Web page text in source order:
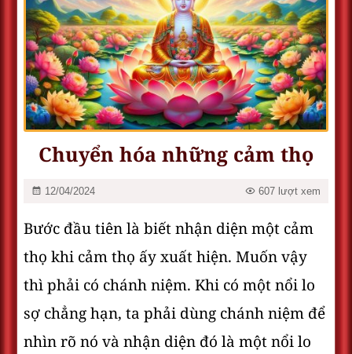
Chuyển hóa những cảm thọ
12/04/2024 607 lượt xem
Bước đầu tiên là biết nhận diện một cảm
thọ khi cảm thọ ấy xuất hiện. Muốn vậy
thì phải có chánh niệm. Khi có một nổi lo
sợ chẳng hạn, ta phải dùng chánh niệm để
nhìn rõ nó và nhận diện đó là một nổi lo